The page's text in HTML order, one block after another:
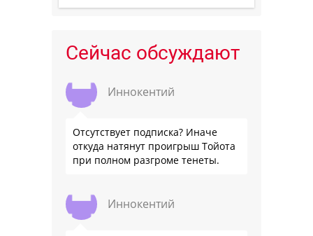
Сейчас обсуждают
Иннокентий
Отсутствует подписка? Иначе
откуда натянут проигрыш Тойота
при полном разгроме тенеты.
Иннокентий